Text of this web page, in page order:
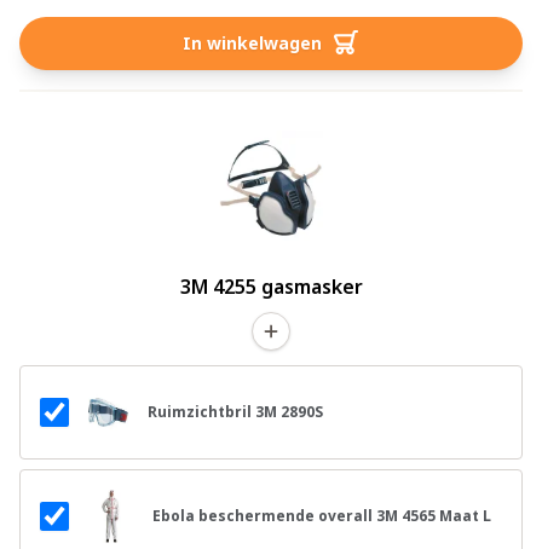
In winkelwagen
3M 4255 gasmasker
Ruimzichtbril 3M 2890S
Ebola beschermende overall 3M 4565 Maat L